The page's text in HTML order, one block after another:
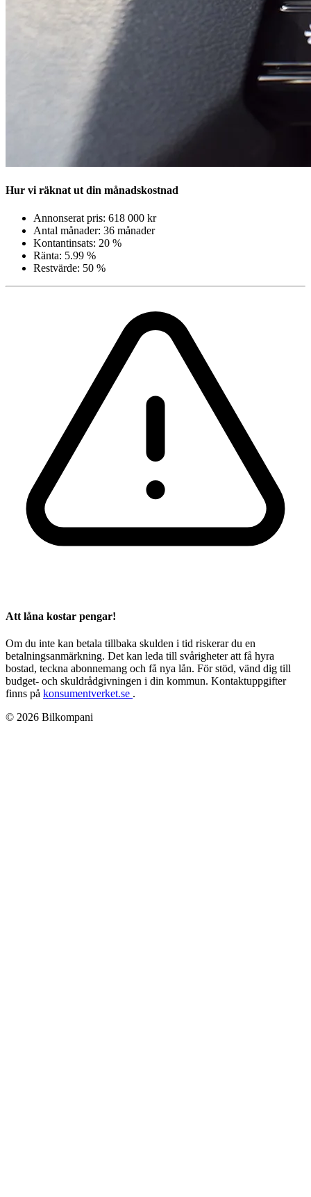
Hur vi räknat ut din månadskostnad
Annonserat pris: 618 000 kr
Antal månader: 36 månader
Kontantinsats: 20 %
Ränta: 5.99 %
Restvärde: 50 %
Att låna kostar pengar!
Om du inte kan betala tillbaka skulden i tid riskerar du en
betalningsanmärkning. Det kan leda till svårigheter att få hyra
bostad, teckna abonnemang och få nya lån. För stöd, vänd dig till
budget- och skuldrådgivningen i din kommun. Kontaktuppgifter
finns på konsumentverket.se .
© 2026 Bilkompani